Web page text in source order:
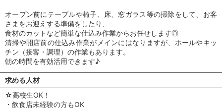
オープン前にテーブルや椅子、床、窓ガラス等の掃除をして、お客
さまをお迎えする準備をしたり、
食材のカットなど簡単な仕込み作業からお任せします◎
清掃や開店前の仕込み作業がメインにはなりますが、ホールやキッ
チン（接客・調理）の作業もあります。
朝の時間を有効活用できます♪
求める人材
☆高校生OK！
・飲食店未経験の方もOK